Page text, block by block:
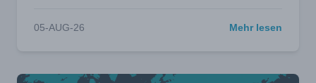
05-AUG-26 Mehr lesen